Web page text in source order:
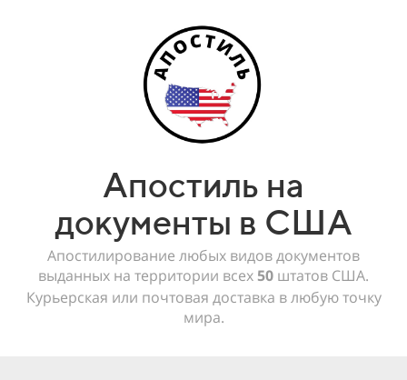
Апостиль на
документы в США
Апостилирование любых видов документов
выданных на территории всех 50 штатов США.
Курьерская или почтовая доставка в любую точку
мира.